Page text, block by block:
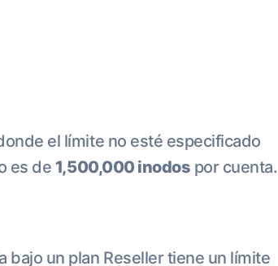
el límite no esté especificado
es de 1,500,000 inodos por cuenta.
bajo un plan Reseller tiene un límite